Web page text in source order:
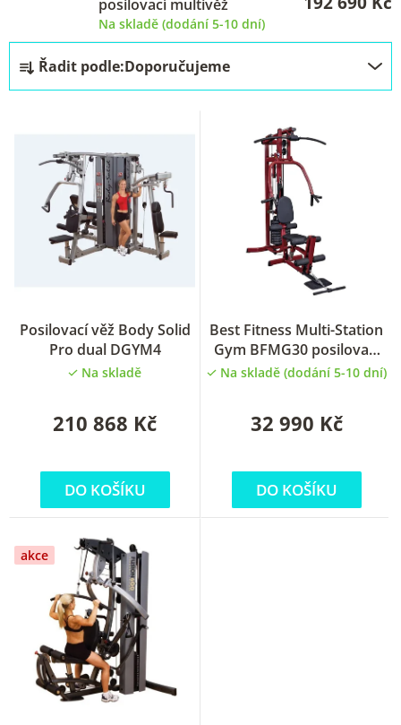
posilovací multivěž
Na skladě (dodání 5-10 dní)
Ř
a
u
Řadit podle:Doporučujeme
Posilovací věž Body Solid
Pro dual DGYM4
Na skladě
210 868 Kč
DO KOŠÍKU
Best Fitness Multi-Station
Gym BFMG30 posilovací
multivěž
Na skladě (dodání 5-10 dní)
32 990 Kč
DO KOŠÍKU
akce